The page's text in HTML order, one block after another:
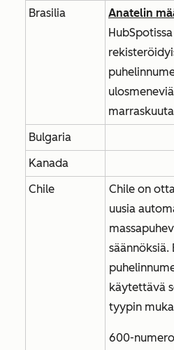
Brasilia Anatelin
Bulgaria
Kanada
Chile
Chile on
uusia
säännöksiä.
käytettävä
tyypin
600-